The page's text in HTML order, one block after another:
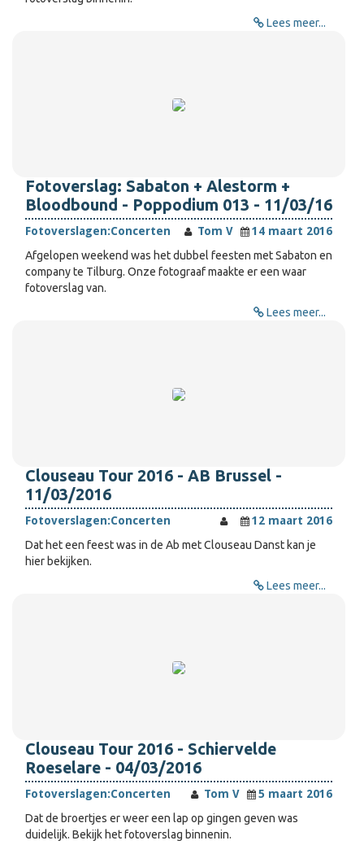
Lees meer...
Fotoverslag: Sabaton + Alestorm +
Bloodbound - Poppodium 013 - 11/03/16
Fotoverslagen:Concerten Tom V
14 maart 2016
Afgelopen weekend was het dubbel feesten met Sabaton en
company te Tilburg. Onze fotograaf maakte er een waar
fotoverslag van.
Lees meer...
Clouseau Tour 2016 - AB Brussel -
11/03/2016
Fotoverslagen:Concerten
12 maart 2016
Dat het een feest was in de Ab met Clouseau Danst kan je
hier bekijken.
Lees meer...
Clouseau Tour 2016 - Schiervelde
Roeselare - 04/03/2016
Fotoverslagen:Concerten Tom V
5 maart 2016
Dat de broertjes er weer een lap op gingen geven was
duidelijk. Bekijk het fotoverslag binnenin.